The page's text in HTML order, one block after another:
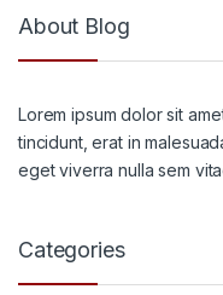
About Blog
Lorem ipsum dolor sit
tincidunt, erat in
eget viverra nulla sem
Categories